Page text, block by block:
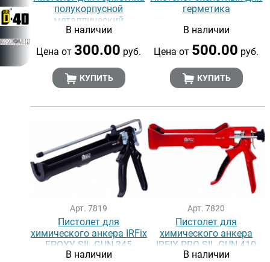
полукорпусной
металлический
В наличии
Цена от300.00 руб.
КУПИТЬ
герметика
В наличии
Цена от 500.00 руб.
КУПИТЬ
Арт. 7819
Пистолет для
химического анкера IRFix
EPOXY SIL-GUN 345
В наличии
Арт. 7820
Пистолет для
химического анкера
IRFIX PRO SIL-GUN 410
В наличии